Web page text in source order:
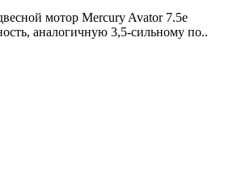
мотор Mercury Avator 7.5e
аналогичную 3,5-сильному по..